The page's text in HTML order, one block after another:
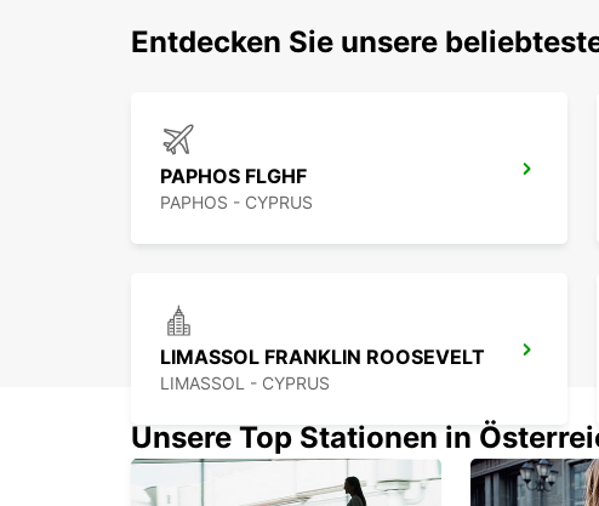
Entdecken Sie unsere
PAPHOS FLGHF
PAPHOS - CYPRUS
LIMASSOL FRANKLIN ROOSEVELT
LIMASSOL - CYPRUS
Unsere Top Stationen in